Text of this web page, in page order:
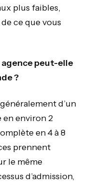
plus faibles,
ce que vous
peut-elle
?
d’un
environ 2
en 4 à 8
prennent
le même
d’admission,